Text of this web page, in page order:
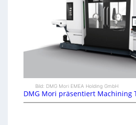
Bild: DMG Mori EMEA Holding GmbH
DMG Mori präsentiert Machining